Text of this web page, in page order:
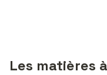
Les matières